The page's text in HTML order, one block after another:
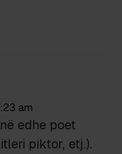
am
edhe poet
piktor, etj.).